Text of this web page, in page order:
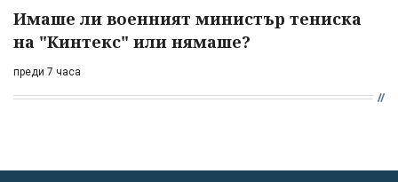
Имаше ли военният министър тениска
на "Кинтекс" или нямаше?
преди 7 часа